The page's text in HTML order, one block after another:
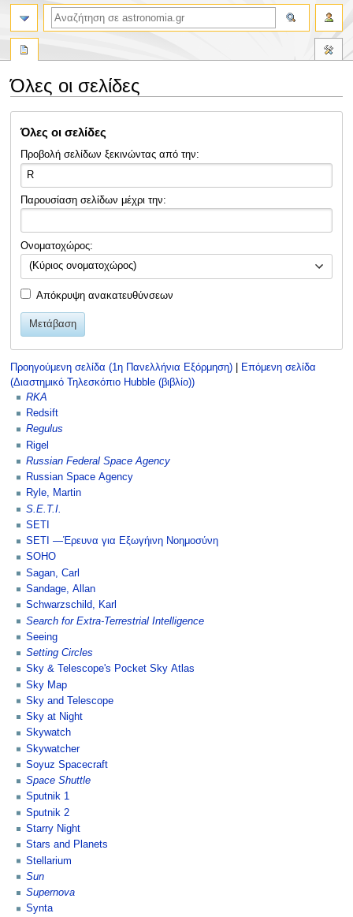
Όλες οι σελίδες
στην
στηνΌλες οι σελίδες
Προβολή σελίδων ξεκινώντας από την:
Παρουσίαση σελίδων μέχρι την:
Ονοματοχώρος:
(Κύριος ονοματοχώρος)
Απόκρυψη ανακατευθύνσεων
Μετάβαση
Προηγούμενη σελίδα (1η Πανελλήνια Εξόρμηση)|
Επόμενη σελίδα
(Διαστημικό Τηλεσκόπιο Hubble (βιβλίο))
RKA
Redsift
Regulus
Rigel
Russian Federal Space Agency
Russian Space Agency
Ryle, Martin
S.E.T.I.
SETI
SETI —Έρευνα για Eξωγήινη Nοημοσύνη
SOHO
Sagan, Carl
Sandage, Allan
Schwarzschild, Karl
Search for Extra-Terrestrial Intelligence
Seeing
Setting Circles
Sky & Telescope's Pocket Sky Atlas
Sky Map
Sky and Telescope
Sky at Night
Skywatch
Skywatcher
Soyuz Spacecraft
Space Shuttle
Sputnik 1
Sputnik 2
Starry Night
Stars and Planets
Stellarium
Sun
Supernova
Synta
αναζήτηση